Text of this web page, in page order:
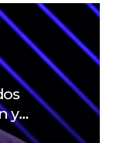
y
del fútbol